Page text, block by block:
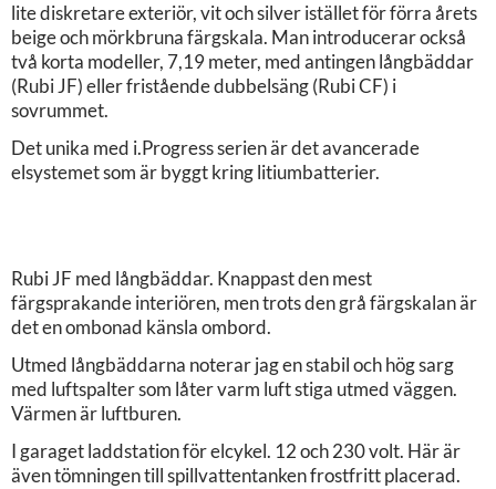
lite diskretare exteriör, vit och silver istället för förra årets
beige och mörkbruna färgskala. Man introducerar också
två korta modeller, 7,19 meter, med antingen långbäddar
(Rubi JF) eller fristående dubbelsäng (Rubi CF) i
sovrummet.
Det unika med i.Progress serien är det avancerade
elsystemet som är byggt kring litiumbatterier.
Rubi JF med långbäddar. Knappast den mest
färgsprakande interiören, men trots den grå färgskalan är
det en ombonad känsla ombord.
Utmed långbäddarna noterar jag en stabil och hög sarg
med luftspalter som låter varm luft stiga utmed väggen.
Värmen är luftburen.
I garaget laddstation för elcykel. 12 och 230 volt. Här är
även tömningen till spillvattentanken frostfritt placerad.